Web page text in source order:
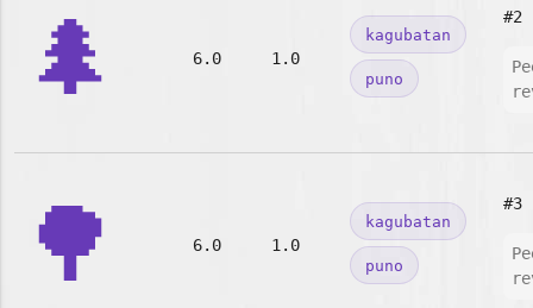
🌲 6.0 1.0
kagubatan
puno
#2
🌳 6.0 1.0
kagubatan
puno
#3